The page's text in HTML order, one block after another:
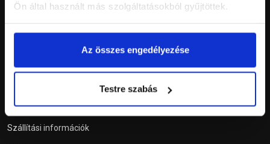
Ön által használt más szolgáltatásokból gyűjtöttek.
Az összes engedélyezése
Testre szabás
Információk
Fizetési módok
Szállítási információk